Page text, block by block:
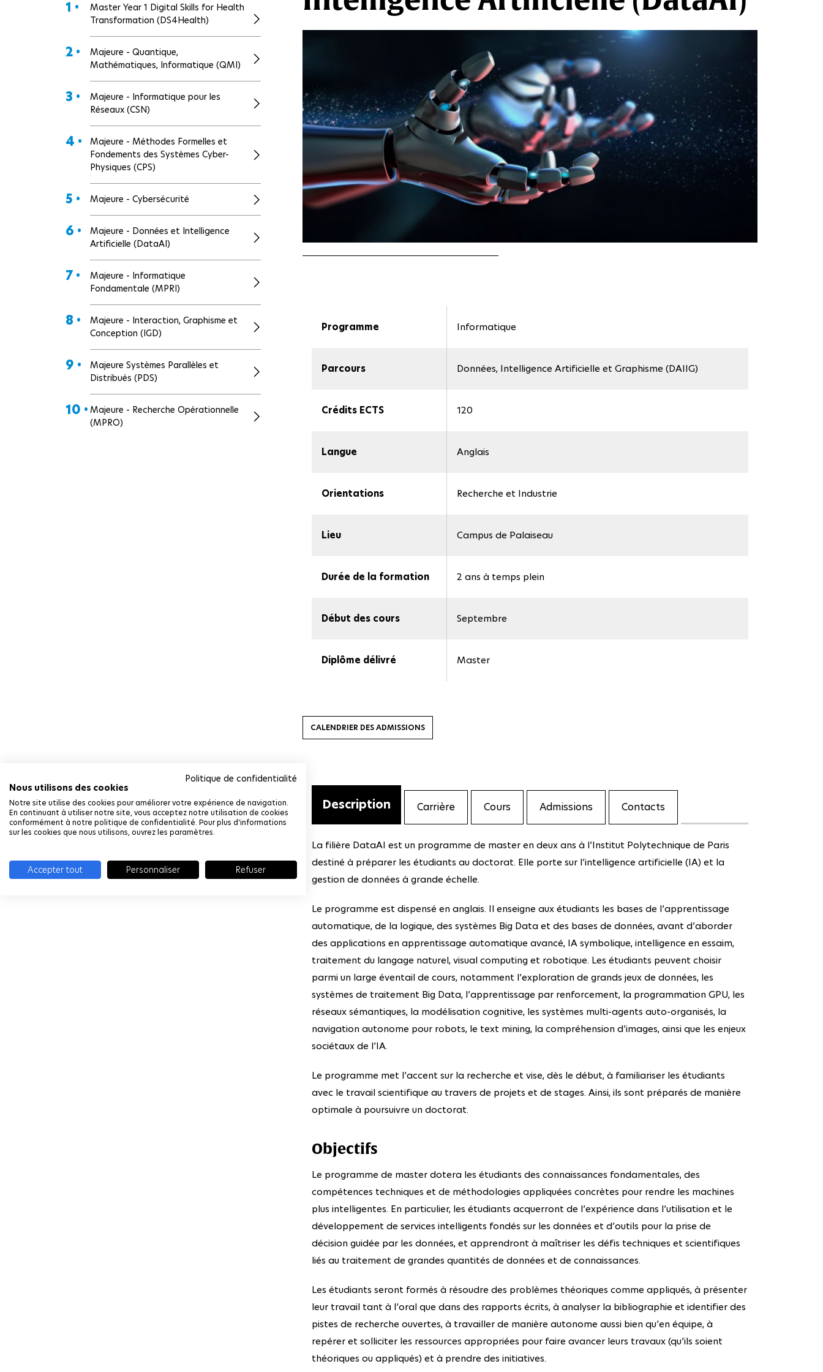
Politique de confidentialité
Nous utilisons des cookies
Notre site utilise des cookies pour améliorer votre expérience de navigation.
En continuant à utiliser notre site, vous acceptez notre utilisation de cookies
conformément à notre politique de confidentialité. Pour plus d'informations
sur les cookies que nous utilisons, ouvrez les paramètres.
Accepter tout Personnaliser Refuser
1 •
Master Year 1 Digital Skills for Health
Transformation (DS4Health)
2 •
Majeure - Quantique,
Mathématiques, Informatique (QMI)
3 •
Majeure - Informatique pour les
Réseaux (CSN)
4 •
Majeure - Méthodes Formelles et
Fondements des Systèmes Cyber-
Physiques (CPS)
5 • Majeure - Cybersécurité
6 •
Majeure - Données et Intelligence
Artificielle (DataAI)
7 •
Majeure - Informatique
Fondamentale (MPRI)
8 •
Majeure - Interaction, Graphisme et
Conception (IGD)
9 •
Majeure Systèmes Parallèles et
Distribués (PDS)
10 • Majeure - Recherche Opérationnelle
(MPRO)
Programme Informatique
Parcours Données, Intelligence Artificielle et Graphisme (DAIIG)
Crédits ECTS 120
Langue Anglais
Orientations Recherche et Industrie
Lieu Campus de Palaiseau
Durée de la formation 2 ans à temps plein
Début des cours Septembre
Diplôme délivré Master
CALENDRIER DES ADMISSIONS
Description Carrière Cours Admissions Contacts
La filière DataAI est un programme de master en deux ans à l’Institut Polytechnique de Paris
destiné à préparer les étudiants au doctorat. Elle porte sur l’intelligence artificielle (IA) et la
gestion de données à grande échelle.
Le programme est dispensé en anglais. Il enseigne aux étudiants les bases de l’apprentissage
automatique, de la logique, des systèmes Big Data et des bases de données, avant d’aborder
des applications en apprentissage automatique avancé, IA symbolique, intelligence en essaim,
traitement du langage naturel, visual computing et robotique. Les étudiants peuvent choisir
parmi un large éventail de cours, notamment l’exploration de grands jeux de données, les
systèmes de traitement Big Data, l’apprentissage par renforcement, la programmation GPU, les
réseaux sémantiques, la modélisation cognitive, les systèmes multi-agents auto-organisés, la
navigation autonome pour robots, le text mining, la compréhension d’images, ainsi que les enjeux
sociétaux de l’IA.
Le programme met l’accent sur la recherche et vise, dès le début, à familiariser les étudiants
avec le travail scientifique au travers de projets et de stages. Ainsi, ils sont préparés de manière
optimale à poursuivre un doctorat.
Objectifs
Le programme de master dotera les étudiants des connaissances fondamentales, des
compétences techniques et de méthodologies appliquées concrètes pour rendre les machines
plus intelligentes. En particulier, les étudiants acquerront de l’expérience dans l’utilisation et le
développement de services intelligents fondés sur les données et d’outils pour la prise de
décision guidée par les données, et apprendront à maîtriser les défis techniques et scientifiques
liés au traitement de grandes quantités de données et de connaissances.
Les étudiants seront formés à résoudre des problèmes théoriques comme appliqués, à présenter
leur travail tant à l’oral que dans des rapports écrits, à analyser la bibliographie et identifier des
pistes de recherche ouvertes, à travailler de manière autonome aussi bien qu’en équipe, à
repérer et solliciter les ressources appropriées pour faire avancer leurs travaux (qu’ils soient
théoriques ou appliqués) et à prendre des initiatives.